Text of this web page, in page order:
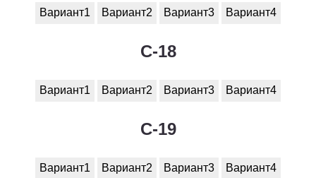
Вариант1 Вариант2 Вариант3 Вариант4
C-18
Вариант1 Вариант2 Вариант3 Вариант4
C-19
Вариант1 Вариант2 Вариант3 Вариант4